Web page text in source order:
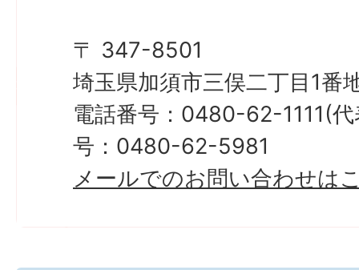
〒 347-8501
埼玉県加須市三俣二丁目1番
電話番号：0480-62-1111(
号：0480-62-5981
メールでのお問い合わせは